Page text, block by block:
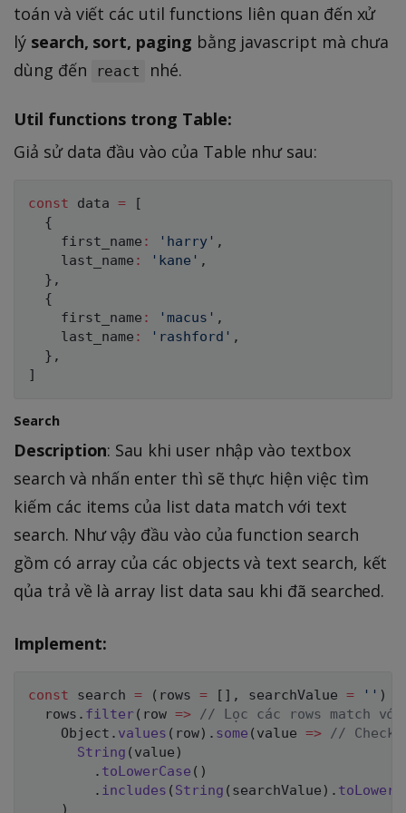
toán và viết các util functions liên quan đến xử
lý search, sort, paging bằng javascript mà chưa
dùng đến
react nhé.
Util functions trong Table:
Giả sử data đầu vào của Table như sau:
const data =
[
{
    first_name
: 'harry' ,
    last_name
: 'kane' ,
} ,
{
    first_name
: 'macus' ,
    last_name
: 'rashford' ,
} ,
]
Search
Description: Sau khi user nhập vào textbox
search và nhấn enter thì sẽ thực hiện việc tìm
kiếm các items của list data match với text
search. Như vậy đầu vào của function search
gồm có array của các objects và text search, kết
qủa trả về là array list data sau khi đã searched.
Implement:
const search = ( rows = [ ] , searchValue = '' )
  rows
. filter( row => // Lọc các rows match với
    Object
. values ( row) . some ( value => // Check
String ( value )
. toLowerCase ( )
. includes ( String ( searchValue ) .
)